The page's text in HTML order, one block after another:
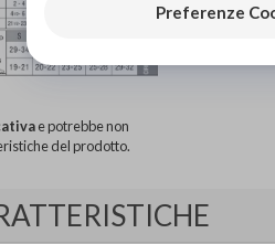
e potrebbe non
del prodotto.
Preferenze